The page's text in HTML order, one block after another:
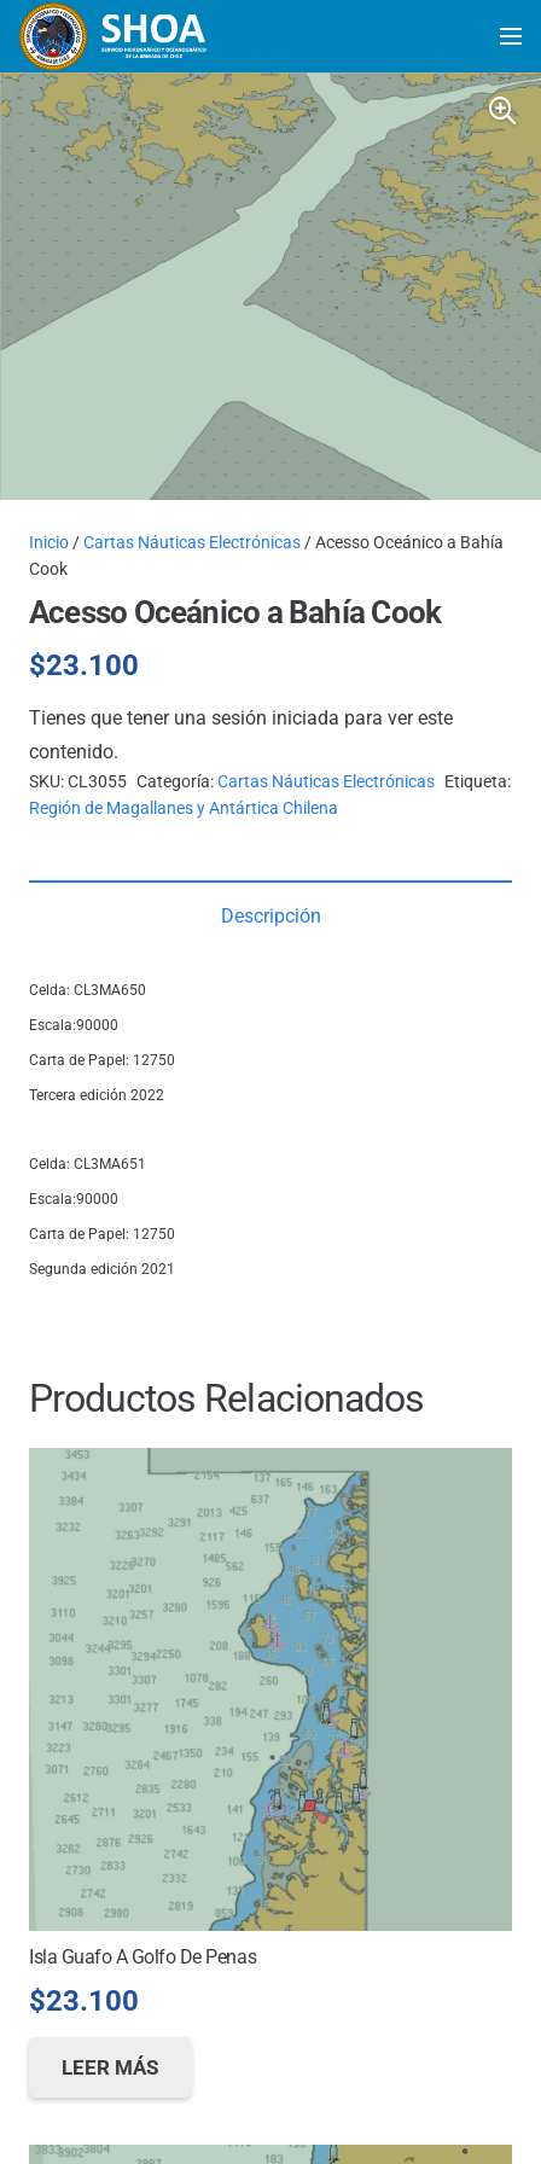
Inicio /Cartas Náuticas Electrónicas / Acesso Oceánico a Bahía
Cook
Acesso Oceánico a Bahía Cook
$23.100
Tienes que tener una sesión iniciada para ver este
contenido.
SKU:CL3055 Categoría:Cartas Náuticas Electrónicas Etiqueta:
Región de Magallanes y Antártica Chilena
Descripción
Celda: CL3MA650
Escala:90000
Carta de Papel: 12750
Tercera edición 2022
Celda: CL3MA651
Escala:90000
Carta de Papel: 12750
Segunda edición 2021
Productos Relacionados
Isla Guafo A Golfo De Penas
$23.100
LEER MÁS